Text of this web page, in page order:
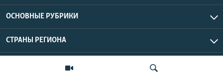
ОСНОВНЫЕ РУБРИКИ
СТРАНЫ РЕГИОНА
Азаттык Азия © 2026 RFE/RL, Inc. | Все права защищены.